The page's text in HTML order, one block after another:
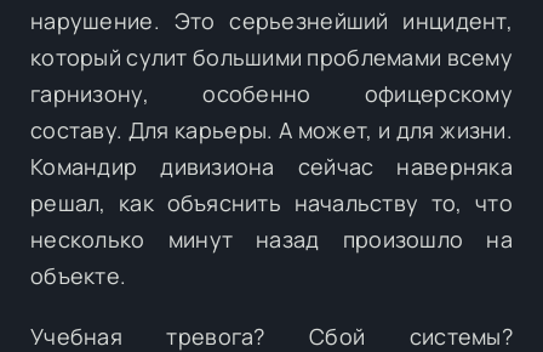
нарушение. Это серьезнейший инцидент,
который сулит большими проблемами всему
гарнизону, особенно офицерскому
составу. Для карьеры. А может, и для жизни.
Командир дивизиона сейчас наверняка
решал, как объяснить начальству то, что
несколько минут назад произошло на
объекте.
Учебная тревога? Сбой системы?